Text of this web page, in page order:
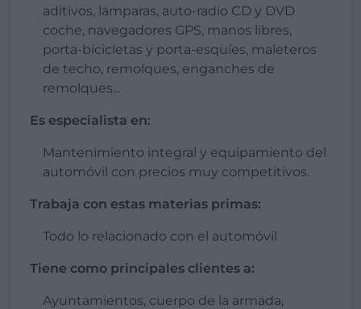
aditivos, lámparas, auto-radio CD y DVD
coche, navegadores GPS, manos libres,
porta-bicicletas y porta-esquíes, maleteros
de techo, remolques, enganches de
remolques...
Es especialista en:
Mantenimiento integral y equipamiento del
automóvil con precios muy competitivos.
Trabaja con estas materias primas:
Todo lo relacionado con el automóvil
Tiene como principales clientes a:
Ayuntamientos, cuerpo de la armada,